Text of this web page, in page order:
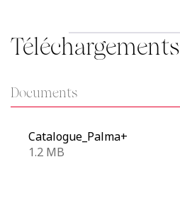
Téléchargements
Documents
Catalogue_Palma+
1.2 MB